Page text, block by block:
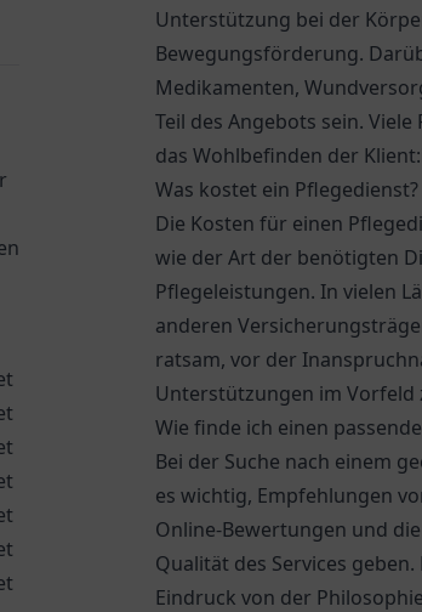
Unterstützung bei der
Bewegungsförderung.
Medikamenten,
Teil des Angebots sein.
das Wohlbefinden der
Was kostet ein Pflegedienst?
Die Kosten für einen
wie der Art der benötigten
Pflegeleistungen. In vielen
anderen
ratsam, vor der
Unterstützungen im Vorfeld
Wie finde ich einen
Bei der Suche nach einem
es wichtig, Empfehlungen
Online-Bewertungen und
Qualität des Services
Eindruck von der